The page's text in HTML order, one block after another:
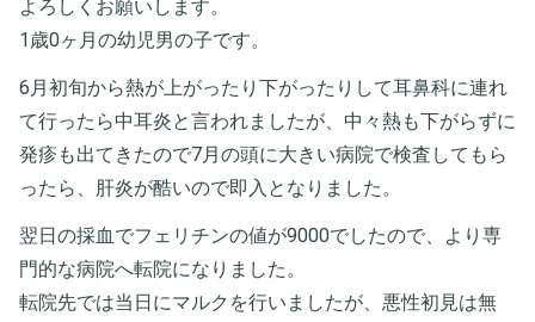
よろしくお願いします。
1歳0ヶ月の幼児男の子です。
6月初旬から熱が上がったり下がったりして耳鼻科に連れ
て行ったら中耳炎と言われましたが、中々熱も下がらずに
発疹も出てきたので7月の頭に大きい病院で検査してもら
ったら、肝炎が酷いので即入となりました。
翌日の採血でフェリチンの値が9000でしたので、より専
門的な病院へ転院になりました。
転院先では当日にマルクを行いましたが、悪性初見は無